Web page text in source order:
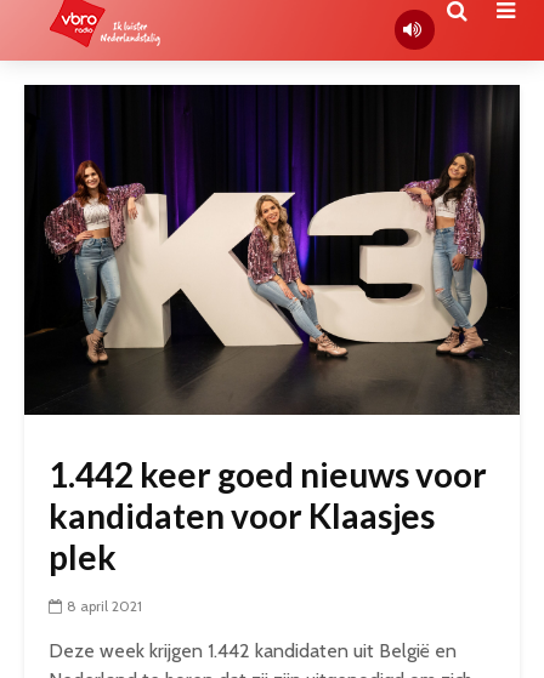
1.442 keer goed nieuws voor
kandidaten voor Klaasjes
plek
8 april 2021
Deze week krijgen 1.442 kandidaten uit België en